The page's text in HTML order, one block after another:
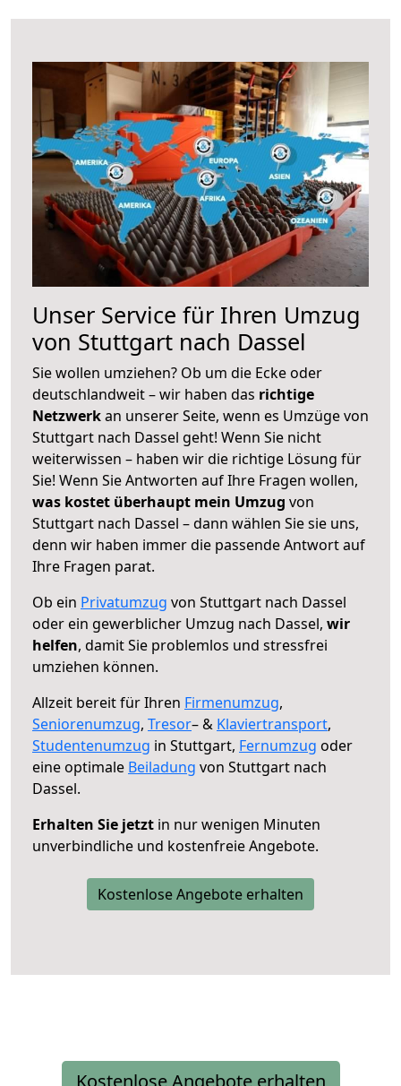
Unser Service für Ihren Umzug
von Stuttgart nach Dassel
Sie wollen umziehen? Ob um die Ecke oder
deutschlandweit – wir haben das richtige
Netzwerkan unserer Seite, wenn es Umzüge von
Stuttgart nach Dassel geht! Wenn Sie nicht
weiterwissen – haben wir die richtige Lösung für
Sie! Wenn Sie Antworten auf Ihre Fragen wollen,
was kostet überhaupt mein Umzug von
Stuttgart nach Dassel – dann wählen Sie sie uns,
denn wir haben immer die passende Antwort auf
Ihre Fragen parat.
Ob ein Privatumzug von Stuttgart nach Dassel
oder ein gewerblicher Umzug nach Dassel, wir
helfen, damit Sie problemlos und stressfrei
umziehen können.
Allzeit bereit für Ihren Firmenumzug,
Seniorenumzug, Tresor– & Klaviertransport,
Studentenumzug in Stuttgart, Fernumzug oder
eine optimale Beiladung von Stuttgart nach
Dassel.
Erhalten Sie jetzt in nur wenigen Minuten
unverbindliche und kostenfreie Angebote.
Kostenlose Angebote erhalten
Kostenlose Angebote erhalten